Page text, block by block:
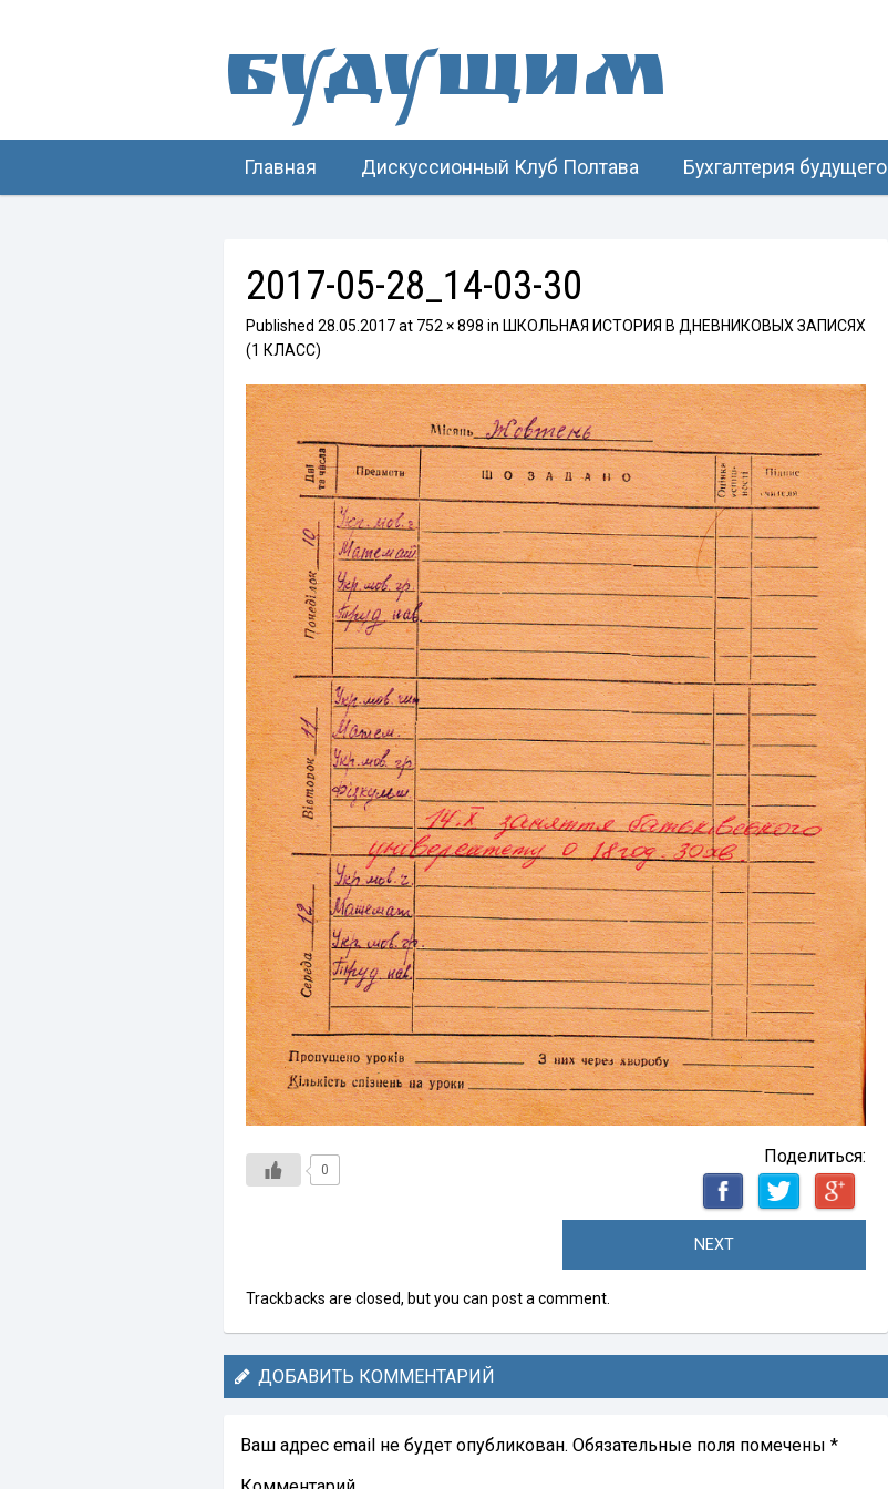
Будущим
Главная Дискуссионный Клуб Полтава Бухгалтерия будущего
2017-05-28_14-03-30
Published 28.05.2017at 752 × 898 in ШКОЛЬНАЯ ИСТОРИЯ В ДНЕВНИКОВЫХ ЗАПИСЯХ
(1 КЛАСС)
Поделиться:
0
NEXT
Trackbacks are closed, but you can post a comment
ДОБАВИТЬ КОММЕНТАРИЙ
Ваш адрес email не будет опубликован. Обязательные поля помечены *